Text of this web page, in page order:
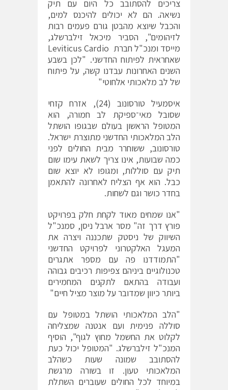
צריכים להסתובב כל היום עם תיק
נשיאה. הם לא יכולים להיכנס למים,
והכבל שיוצא מהבטן גורם פעמים רבות
לזיהומים", הסביר מיכאל זילברשלג,
מייסד ומנכ"ל חברת Leviticus Cardio
שאחראית לפיתוח החדשני. "לכן בשבע
השנים האחרונות עבדנו קשה, על פיתוח
של לב מלאכותי אלחוטי"
איסמעיל טורסונוב (24), אזרח קזחי
שסובל מאי־ספיקת לב חמורה, הוא
המטופל הראשון בעולם שבגופו הושתל
הלב המלאכותי החדשני מתוצרת ישראל.
טורסונוב, ששוחרר מבית החולים לפני
כמה שבועות, אינו צריך לשאת עימו שום
תיק עם סוללות, ומגופו לא יוצא שום
כבל. הוא אף הצליח לאחרונה להתאמן
בחדר כושר וגם לשחות.
"אנו שמחים מאוד לקחת חלק בפרויקט
פורץ דרך זה" מסר ארבל ניסן, סמנכ"ל
השיווק של ניסטק שתכננה ויצרה את
המעגל האלקטרוני לפרויקט החדשני
"התמודדנו פה עם מספר אתגרים
טכנולוגיים ביניהם צפיפות רכיבים גבוהה
ועבודה בהתאם לתקנים המחמירים
ביותר כיוון שמדובר על מוצר מציל חיים"
"הלב המלאכותי הושתל במטופל עם
סוללה פנימית ועם אנטנה שמצליחה
לקלוט את החשמל מחוץ לגוף", הוסיף
המנכ"ל זילברשלג. "המטופל יכול כעת
להסתובב שמונה שעות כשהלב
המלאכותי טעון. זו בשורה מרגשת
במיוחד לכל החולים שעוברים השתלת